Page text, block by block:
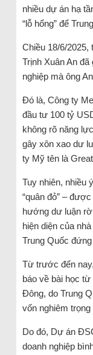
nhiều dự án hạ
“lỗ hổng” để
Chiều 18/6/2025,
Trịnh Xuân An
nghiệp mà ông
Đó là, Công ty
đầu tư 100 tỷ
không rõ năng
gây xôn xao dư
ty Mỹ tên là
Tuy nhiên, nhiều
“quân đỏ” –
hướng dư luận
hiện diện của
Trung Quốc
Từ trước đến
báo về bài học
Đông, do Trung
vốn nghiêm
Do đó, Dự án
doanh nghiệp